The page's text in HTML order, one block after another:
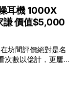
耳機 1000X
謙 價值$5,000
坊間評價絕對是名
數以億計，更屢獲
介。